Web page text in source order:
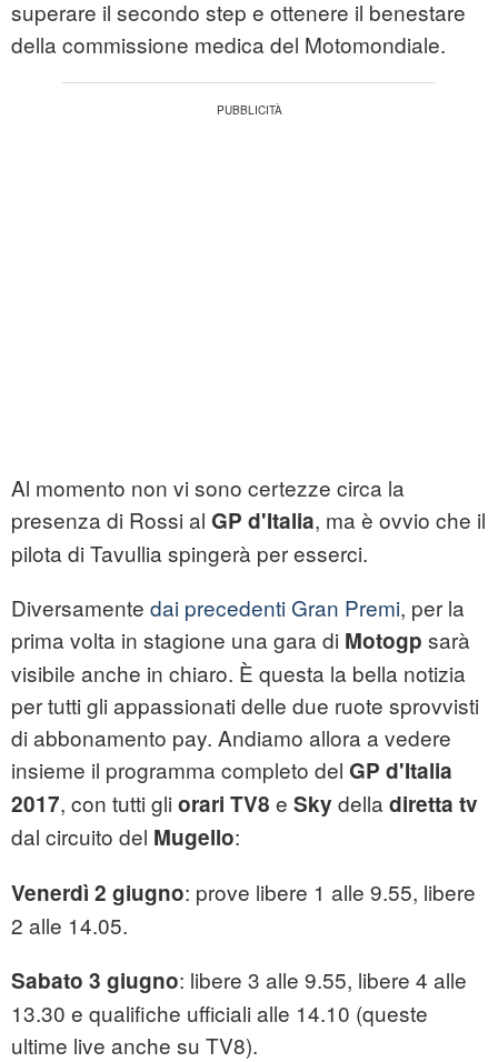
superare il secondo step e ottenere il benestare
della commissione medica del Motomondiale.
Al momento non vi sono certezze circa la
presenza di Rossi al GP d'Italia, ma è ovvio che il
pilota di Tavullia spingerà per esserci.
Diversamente dai precedenti Gran Premi, per la
prima volta in stagione una gara di Motogp sarà
visibile anche in chiaro. È questa la bella notizia
per tutti gli appassionati delle due ruote sprovvisti
di abbonamento pay. Andiamo allora a vedere
insieme il programma completo del GP d'Italia
2017, con tutti gli orari TV8 e Sky della diretta tv
dal circuito del Mugello:
Venerdì 2 giugno: prove libere 1 alle 9.55, libere
2 alle 14.05.
Sabato 3 giugno: libere 3 alle 9.55, libere 4 alle
13.30 e qualifiche ufficiali alle 14.10 (queste
ultime live anche su TV8).